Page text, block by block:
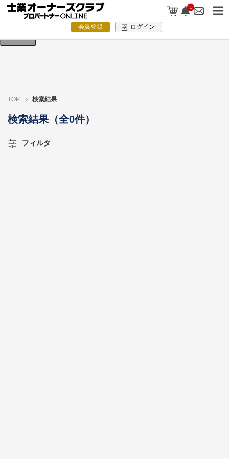
1
会員登録 ログイン
検索条件を入力してください。
TOP 検索結果
検索結果（全0件）
フィルタ